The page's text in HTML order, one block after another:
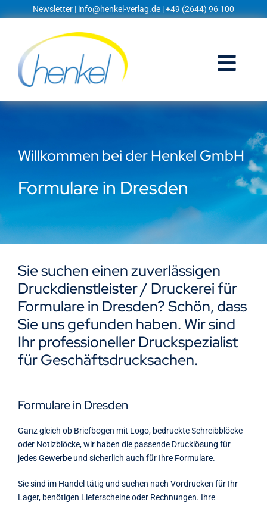
Inhalt
Newsletter | info@henkel-verlag.de | +49 (2644) 96 100
Startseite
Techniklexikon
Kontakt
Willkommen bei der Henkel GmbH
Formulare in Dresden
Sie suchen einen zuverlässigen
Druckdienstleister / Druckerei für
Formulare in Dresden? Schön, dass
Sie uns gefunden haben. Wir sind
Ihr professioneller Druckspezialist
für Geschäftsdrucksachen.
Formulare in Dresden
Ganz gleich ob Briefbogen mit Logo, bedruckte Schreibblöcke
oder Notizblöcke, wir haben die passende Drucklösung für
jedes Gewerbe und sicherlich auch für Ihre Formulare.
Sie sind im Handel tätig und suchen nach Vordrucken für Ihr
Lager, benötigen Lieferscheine oder Rechnungen. Ihre